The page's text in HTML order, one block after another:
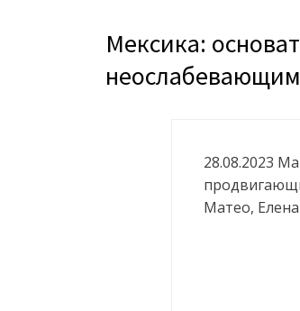
Мексика:
28.08.2023
Матео,